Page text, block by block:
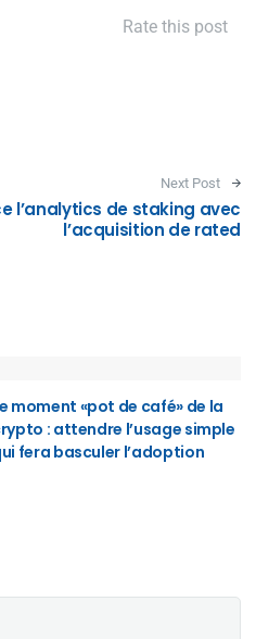
Rate this post
Next Post
l’analytics de staking avec
l’acquisition de rated
moment «pot de café» de la
: attendre l’usage simple
fera basculer l’adoption